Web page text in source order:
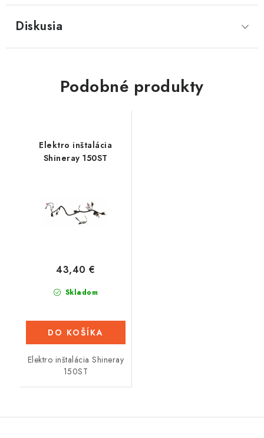
Diskusia
Podobné produkty
Elektro inštalácia
Shineray 150ST
Skladom
43,40 €
DO KOŠÍKA
Elektro inštalácia Shineray
150ST